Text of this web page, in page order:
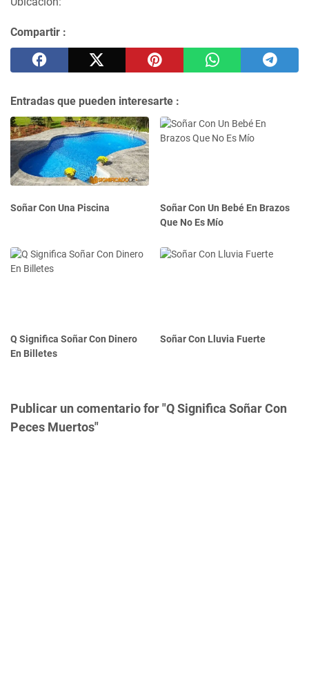
Compartir :
Entradas que pueden interesarte :
Soñar Con Una Piscina
Soñar Con Un Bebé En Brazos
Que No Es Mío
Q Significa Soñar Con Dinero
En Billetes
Soñar Con Lluvia Fuerte
Publicar un comentario for "Q Significa Soñar Con
Peces Muertos"